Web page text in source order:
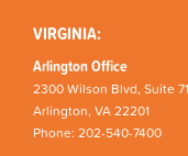
VIRGINIA:
Arlington Office
2300 Wilson Blvd, Suite
Arlington, VA 22201
Phone: 202-540-7400